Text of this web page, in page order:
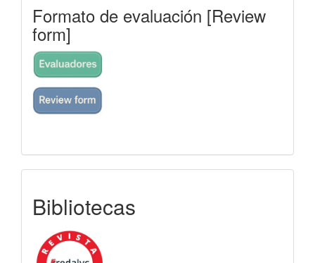
Formato de evaluación [Review
form]
Bibliotecas